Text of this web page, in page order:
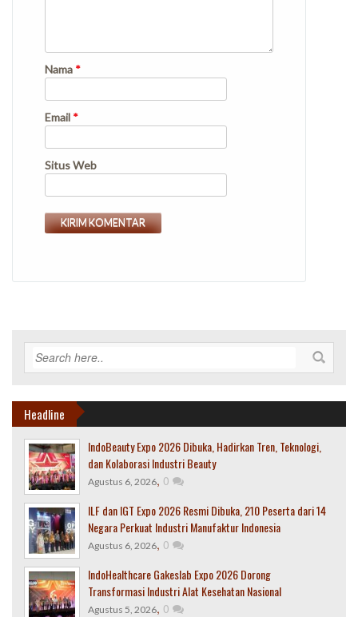
Nama *
Email *
Situs Web
Headline
IndoBeauty Expo 2026 Dibuka, Hadirkan Tren, Teknologi,
dan Kolaborasi Industri Beauty
Agustus 6, 2026, 0
ILF dan IGT Expo 2026 Resmi Dibuka, 210 Peserta dari 14
Negara Perkuat Industri Manufaktur Indonesia
Agustus 6, 2026, 0
IndoHealthcare Gakeslab Expo 2026 Dorong
Transformasi Industri Alat Kesehatan Nasional
Agustus 5, 2026, 0